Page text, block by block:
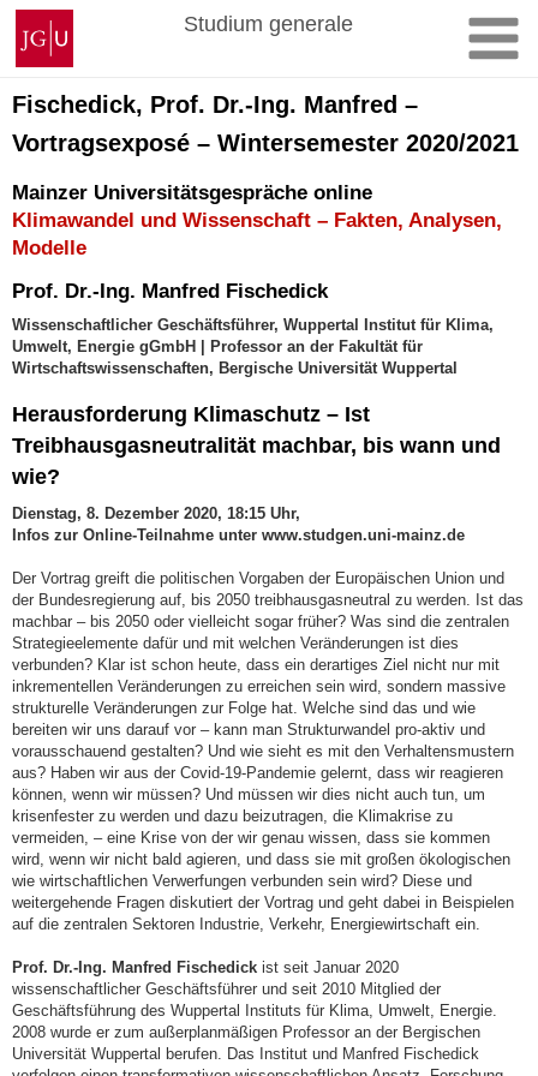
Zum
Inhalt
springen
Johannes
Gutenberg-
Universität
Mainz
Studium generale
Fischedick, Prof. Dr.-Ing. Manfred –
Vortragsexposé – Wintersemester 2020/2021
Mainzer Universitätsgespräche online
Klimawandel und Wissenschaft – Fakten, Analysen,
Modelle
Prof. Dr.-Ing. Manfred Fischedick
Wissenschaftlicher Geschäftsführer, Wuppertal Institut für Klima,
Umwelt, Energie gGmbH | Professor an der Fakultät für
Wirtschaftswissenschaften, Bergische Universität Wuppertal
Herausforderung Klimaschutz – Ist
Treibhausgasneutralität machbar, bis wann und
wie?
Dienstag, 8. Dezember 2020, 18:15 Uhr,
Infos zur Online-Teilnahme unter www.studgen.uni-mainz.de
Der Vortrag greift die politischen Vorgaben der Europäischen Union und
der Bundesregierung auf, bis 2050 treibhausgasneutral zu werden. Ist das
machbar – bis 2050 oder vielleicht sogar früher? Was sind die zentralen
Strategieelemente dafür und mit welchen Veränderungen ist dies
verbunden? Klar ist schon heute, dass ein derartiges Ziel nicht nur mit
inkrementellen Veränderungen zu erreichen sein wird, sondern massive
strukturelle Veränderungen zur Folge hat. Welche sind das und wie
bereiten wir uns darauf vor – kann man Strukturwandel pro-aktiv und
vorausschauend gestalten? Und wie sieht es mit den Verhaltensmustern
aus? Haben wir aus der Covid-19-Pandemie gelernt, dass wir reagieren
können, wenn wir müssen? Und müssen wir dies nicht auch tun, um
krisenfester zu werden und dazu beizutragen, die Klimakrise zu
vermeiden, – eine Krise von der wir genau wissen, dass sie kommen
wird, wenn wir nicht bald agieren, und dass sie mit großen ökologischen
wie wirtschaftlichen Verwerfungen verbunden sein wird? Diese und
weitergehende Fragen diskutiert der Vortrag und geht dabei in Beispielen
auf die zentralen Sektoren Industrie, Verkehr, Energiewirtschaft ein.
Prof. Dr.-Ing. Manfred Fischedick ist seit Januar 2020
wissenschaftlicher Geschäftsführer und seit 2010 Mitglied der
Geschäftsführung des Wuppertal Instituts für Klima, Umwelt, Energie.
2008 wurde er zum außerplanmäßigen Professor an der Bergischen
Universität Wuppertal berufen. Das Institut und Manfred Fischedick